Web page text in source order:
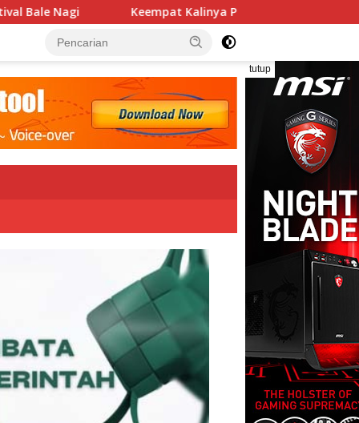
Kalinya PN Lembata Kabulkan Eksepsi, Kado Songsong
tutup